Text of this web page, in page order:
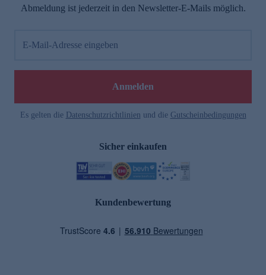
Abmeldung ist jederzeit in den Newsletter-E-Mails möglich.
E-Mail-Adresse eingeben
Anmelden
Es gelten die Datenschutzrichtlinien und die Gutscheinbedingungen
Sicher einkaufen
Kundenbewertung